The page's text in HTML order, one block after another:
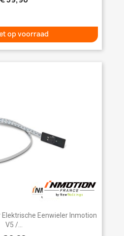
op voorraad
Eenwieler Inmotion
V5 /...